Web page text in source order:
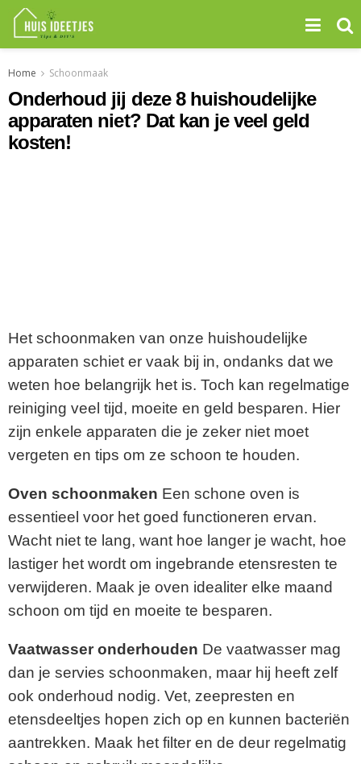
Home Schoonmaak
Onderhoud jij deze 8 huishoudelijke
apparaten niet? Dat kan je veel geld
kosten!
Het schoonmaken van onze huishoudelijke
apparaten schiet er vaak bij in, ondanks dat we
weten hoe belangrijk het is. Toch kan regelmatige
reiniging veel tijd, moeite en geld besparen. Hier
zijn enkele apparaten die je zeker niet moet
vergeten en tips om ze schoon te houden.
Oven schoonmaken Een schone oven is
essentieel voor het goed functioneren ervan.
Wacht niet te lang, want hoe langer je wacht, hoe
lastiger het wordt om ingebrande etensresten te
verwijderen. Maak je oven idealiter elke maand
schoon om tijd en moeite te besparen.
Vaatwasser onderhouden De vaatwasser mag
dan je servies schoonmaken, maar hij heeft zelf
ook onderhoud nodig. Vet, zeepresten en
etensdeeltjes hopen zich op en kunnen bacteriën
aantrekken. Maak het filter en de deur regelmatig